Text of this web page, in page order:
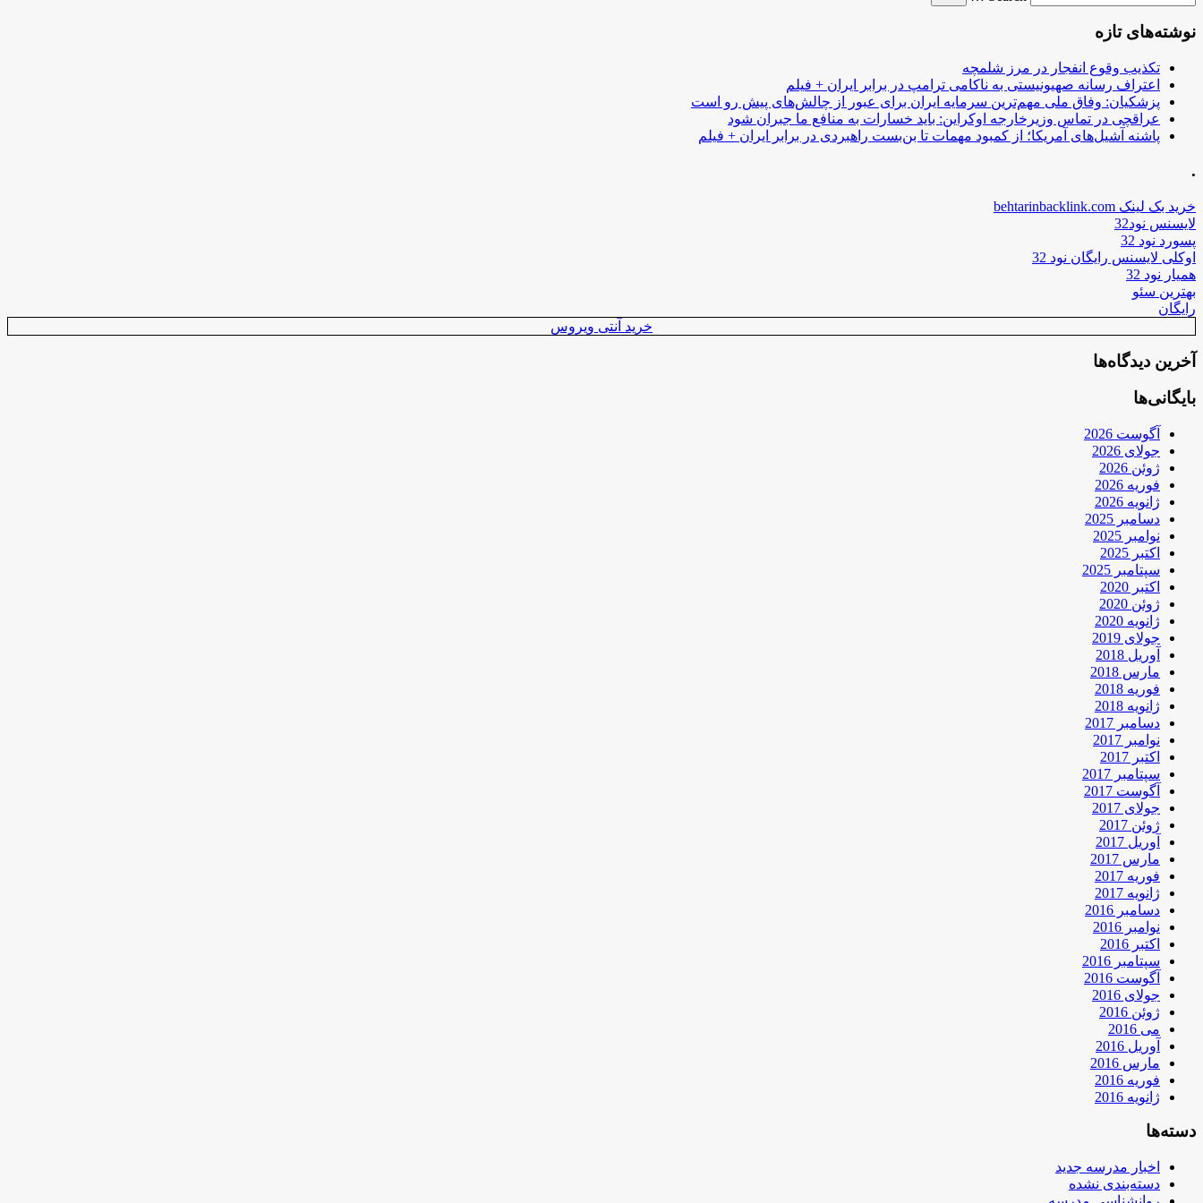
نوشته‌های تازه
تکذیب وقوع انفجار در مرز شلمچه
اعتراف رسانه صهیونیستی به ناکامی ترامپ در برابر ایران + فیلم
پزشکیان: وفاق ملی مهم‌ترین سرمایه ایران برای عبور از چالش‌های پیش رو است
عراقچی در تماس وزیرخارجه اوکراین: باید خسارات به منافع ما جبران شود
پاشنه آشیل‌های آمریکا؛ از کمبود مهمات تا بن‌بست راهبردی در برابر ایران + فیلم
.
خرید بک لینک behtarinbacklink.com
لایسنس نود32
پسورد نود 32
اوکلی لایسنس رایگان نود 32
همیار نود 32
بهترین سئو
رایگان
خرید آنتی ویروس
آخرین دیدگاه‌ها
بایگانی‌ها
آگوست 2026
جولای 2026
ژوئن 2026
فوریه 2026
ژانویه 2026
دسامبر 2025
نوامبر 2025
اکتبر 2025
سپتامبر 2025
اکتبر 2020
ژوئن 2020
ژانویه 2020
جولای 2019
آوریل 2018
مارس 2018
فوریه 2018
ژانویه 2018
دسامبر 2017
نوامبر 2017
اکتبر 2017
سپتامبر 2017
آگوست 2017
جولای 2017
ژوئن 2017
آوریل 2017
مارس 2017
فوریه 2017
ژانویه 2017
دسامبر 2016
نوامبر 2016
اکتبر 2016
سپتامبر 2016
آگوست 2016
جولای 2016
ژوئن 2016
می 2016
آوریل 2016
مارس 2016
فوریه 2016
ژانویه 2016
دسته‌ها
اخبار مدرسه جدید
دسته‌بندی نشده